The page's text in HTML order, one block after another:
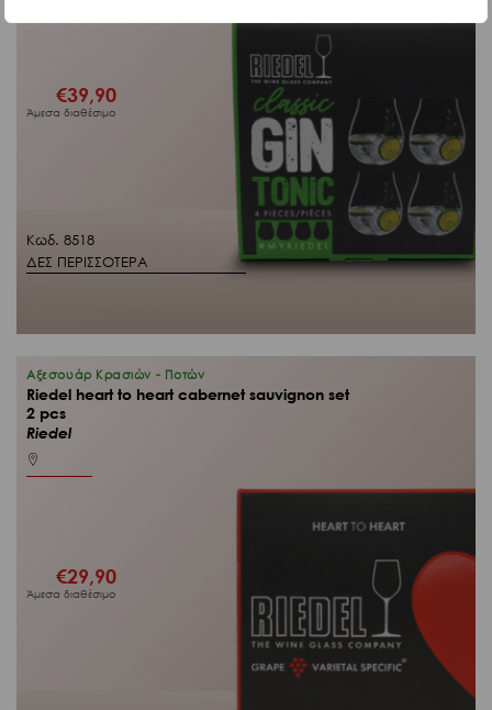
Κωδ. 8518
ΔΕΣ ΠΕΡΙΣΣΟΤΕΡΑ
€39,90
Άμεσα διαθέσιμο
Αξεσουάρ Κρασιών - Ποτών
Riedel heart to heart cabernet sauvignon set
2 pcs
Riedel
€29,90
Άμεσα διαθέσιμο